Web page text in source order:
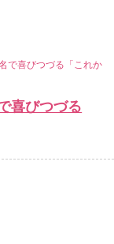
で喜びつづる「これか
喜びつづる